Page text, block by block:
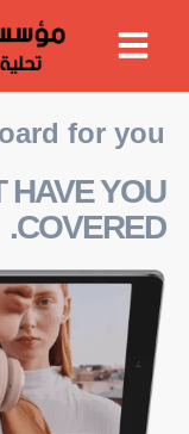
for you
HAVE YOU
COVERED.